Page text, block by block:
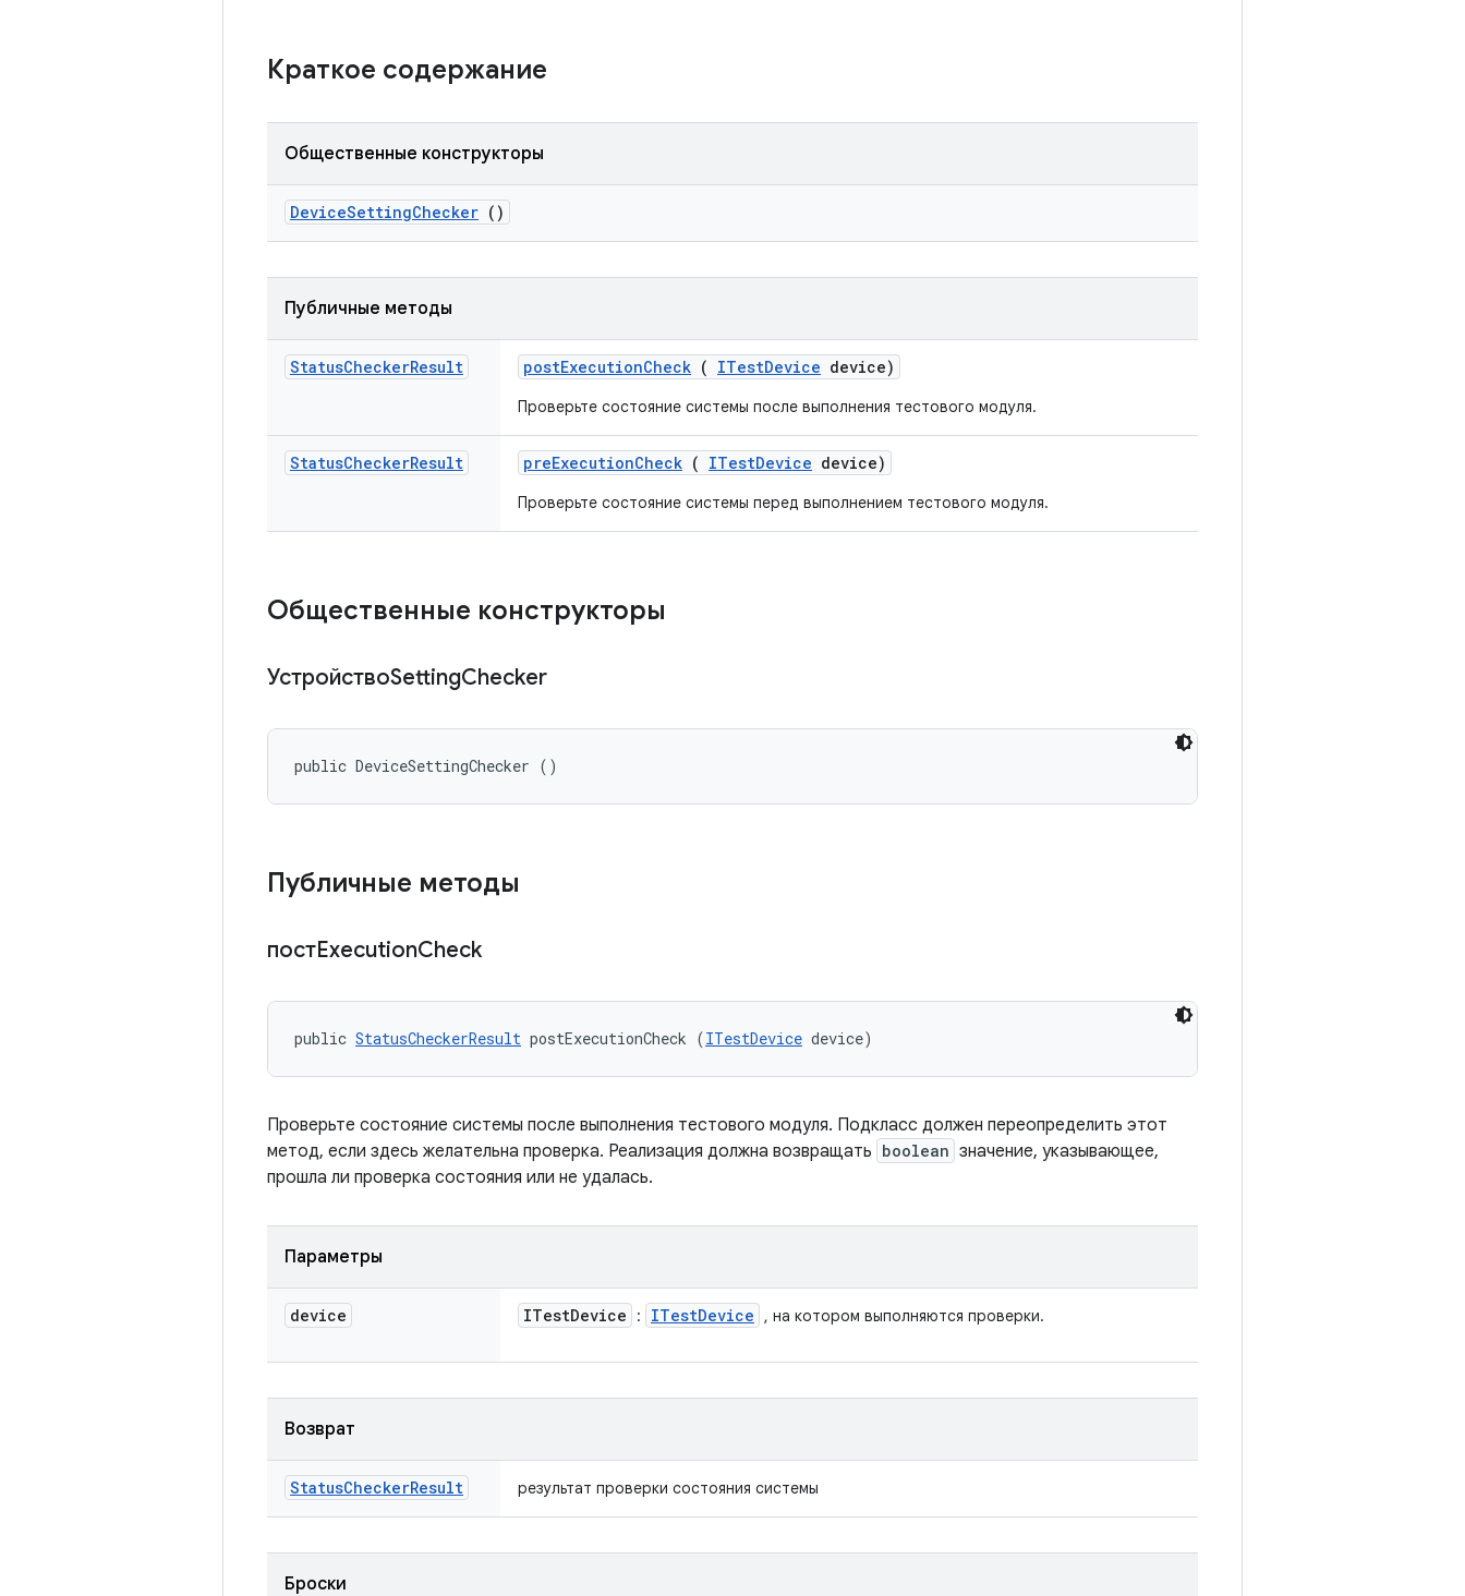
Краткое содержание
Общественные конструкторы
DeviceSettingChecker ()
Публичные методы
StatusCheckerResult postExecutionCheck ( ITestDevice device)
Проверьте состояние системы после выполнения тестового модуля.
StatusCheckerResult preExecutionCheck ( ITestDevice device)
Проверьте состояние системы перед выполнением тестового модуля.
Общественные конструкторы
УстройствоSettingChecker
public DeviceSettingChecker ()
Публичные методы
постExecutionCheck
public StatusCheckerResult postExecutionCheck (ITestDevice device)
Проверьте состояние системы после выполнения тестового модуля. Подкласс должен переопределить этот
метод, если здесь желательна проверка. Реализация должна возвращать boolean значение, указывающее,
прошла ли проверка состояния или не удалась.
Параметры
device ITestDevice : ITestDevice , на котором выполняются проверки.
Возврат
StatusCheckerResult результат проверки состояния системы
Броски